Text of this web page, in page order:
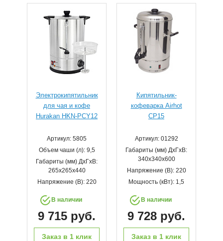
Электрокипятильник
для чая и кофе
Hurakan HKN-PCY12
Артикул: 5805
Объем чаши (л): 9,5
Габариты (мм) ДхГхВ:
265x265x440
Напряжение (В): 220
В наличии
9 715 руб.
Заказ в 1 клик
Кипятильник-
кофеварка Airhot
CP15
Артикул: 01292
Габариты (мм) ДхГхВ:
340х340х600
Напряжение (В): 220
Мощность (кВт): 1,5
В наличии
9 728 руб.
Заказ в 1 клик